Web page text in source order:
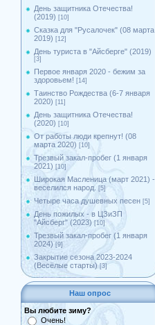
День защитника Отечества!
(2019) [10]
Сказка для "Русалочек" (08 марта
2019) [12]
День туриста в "Айсберге" (2019)
[3]
Первое января 2020 - бежим за
здоровьем! [14]
Таинство Рождества (6-7 января
2020) [11]
День защитника Отечества!
(2020) [10]
От работы люди крепнут! (08
марта 2020) [10]
Трезвый закал-пробег (1 января
2021) [10]
Широкая Масленица (март 2021) -
веселился народ.
[5]
Четыре часа душевных песен [5]
День пожилых - в ЦЗиЗП
"Айсберг" (2023) [10]
Трезвый закал-пробег (1 января
2024) [9]
Закрытие сезона 2023-2024
(Весёлые старты) [3]
Наш опрос
Вы любите зиму?
Очень!